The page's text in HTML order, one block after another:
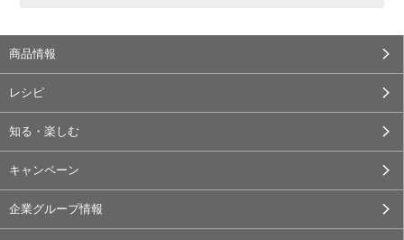
商品情報
レシピ
知る・楽しむ
キャンペーン
企業グループ情報